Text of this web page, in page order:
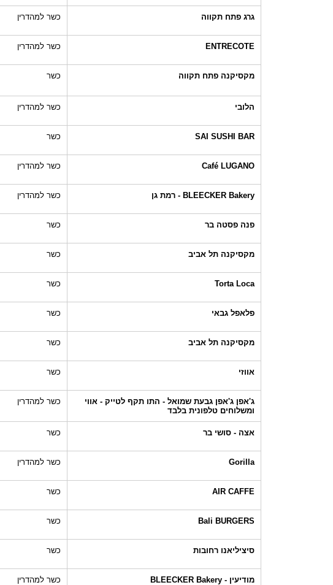
גרג פתח תקווה
כשר למהדרין
ENTRECOTE
כשר למהדרין
מקסיקנה פתח תקווה
כשר
הלובי
כשר למהדרין
SAI SUSHI BAR
כשר
Café LUGANO
כשר למהדרין
BLEECKER Bakery - רמת גן
כשר למהדרין
פנה פסטה בר
כשר
מקסיקנה תל אביב
כשר
Torta Loca
כשר
פלאפל גבאי
כשר
מקסיקנה תל אביב
כשר
אווזי
כשר
ג'אפן ג'אפן גבעת שמואל - התו תקף לטייק - אווי
ומשלוחים טלפונית בלבד
כשר למהדרין
אצה - סושי בר
כשר
Gorilla
כשר למהדרין
AIR CAFFE
כשר
Bali BURGERS
כשר
סיציליאנו רחובות
כשר
מודיעין - BLEECKER Bakery
כשר למהדרין